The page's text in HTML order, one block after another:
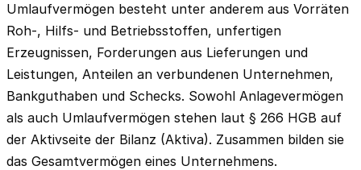
Umlaufvermögen besteht unter anderem aus Vorräten
Roh-, Hilfs- und Betriebsstoffen, unfertigen
Erzeugnissen, Forderungen aus Lieferungen und
Leistungen, Anteilen an verbundenen Unternehmen,
Bankguthaben und Schecks. Sowohl Anlagevermögen
als auch Umlaufvermögen stehen laut § 266 HGB auf
der Aktivseite der Bilanz (Aktiva). Zusammen bilden sie
das Gesamtvermögen eines Unternehmens.